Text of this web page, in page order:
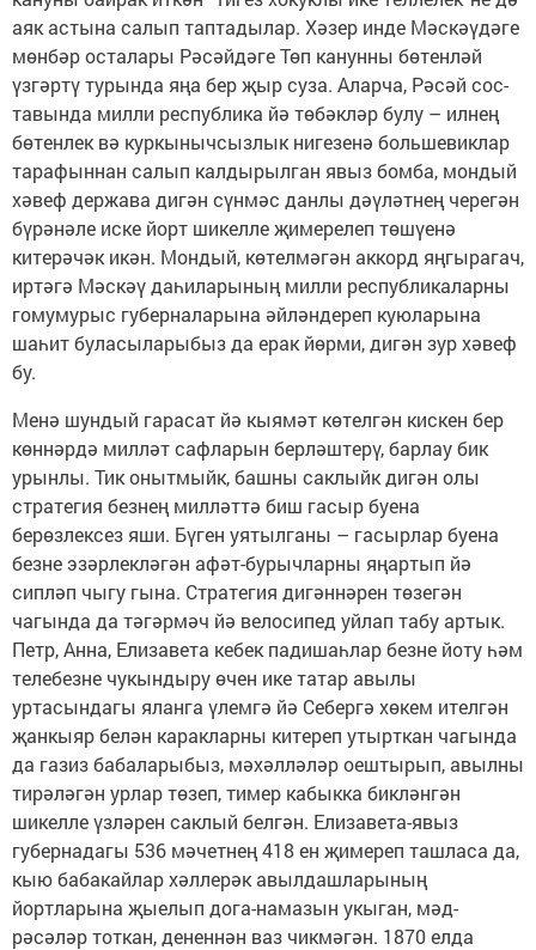
аяк астына салып таптадылар. Хәзер инде Мәскәүдәге
мөнбәр осталары Рәсәйдәге Төп канунны бөтенләй
үзгәртү турында яңа бер җыр суза. Аларча, Рәсәй сос­
тавында милли республика йә төбәкләр булу – илнең
бөтенлек вә куркынычсызлык нигезенә большевиклар
тарафыннан салып калдырылган явыз бомба, мондый
хәвеф держава дигән сүнмәс данлы дәүләтнең черегән
бүрәнәле иске йорт шикелле җимерелеп төшүенә
китерәчәк икән. Мондый, көтелмәгән аккорд яңгырагач,
иртәгә Мәскәү даһиларының милли республикаларны
гомумурыс губерналарына әйләндереп куюларына
шаһит буласыларыбыз да ерак йөрми, дигән зур хәвеф
бу.
Менә шундый гарасат йә кыямәт көтелгән кискен бер
көннәрдә милләт сафларын берләштерү, барлау бик
урынлы. Тик онытмыйк, башны саклыйк дигән олы
стратегия безнең милләттә биш гасыр буена
берөзлексез яши. Бүген уятылганы – гасырлар буена
безне эзәрлекләгән афәт-бурычларны яңартып йә
сипләп чыгу гына. Стратегия дигәннәрен төзегән
чагында да тәгәрмәч йә велосипед уйлап табу артык.
Петр, Анна, Елизавета кебек падишаһлар безне йоту һәм
телебезне чукындыру өчен ике татар авылы
уртасындагы яланга үлемгә йә Себергә хөкем ителгән
җанкыяр белән каракларны китереп утырткан чагында
да газиз бабаларыбыз, мәхәлләләр оештырып, авылны
тирәләгән урлар төзеп, тимер кабыкка бикләнгән
шикелле үзләрен саклый белгән. Елизавета-явыз
губернадагы 536 мәчетнең 418 ен җимереп ташласа да,
кыю бабакайлар хәллерәк авылдашларының
йортларына җыелып дога-намазын укыган, мәд­
рәсәләр тоткан, дененнән ваз чик­мәгән. 1870 елда